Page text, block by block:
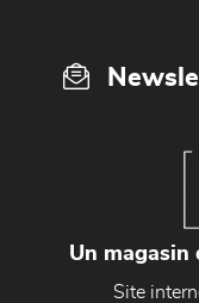
Un magasin
Site